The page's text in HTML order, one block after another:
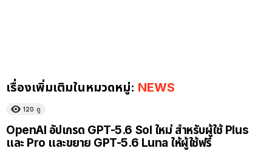
เรื่องเพิ่มเติมในหมวดหมู่: NEWS
120 ดู
OpenAI อัปเกรด GPT-5.6 Sol ใหม่ สำหรับผู้ใช้ Plus
และ Pro และขยาย GPT-5.6 Luna ให้ผู้ใช้ฟรี